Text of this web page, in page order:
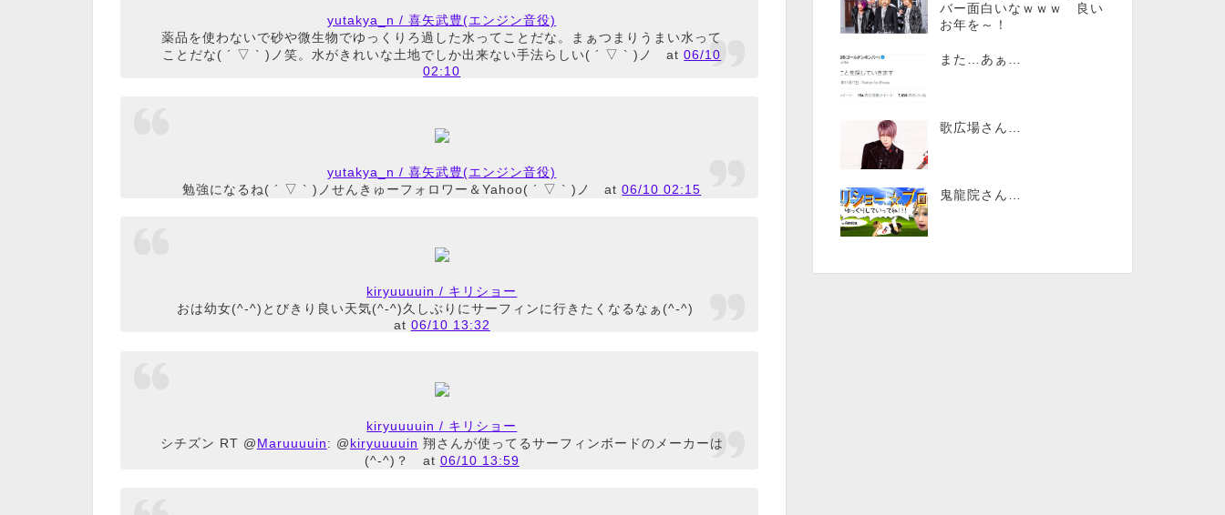
yutakya_n / 喜矢武豊(エンジン音役)
薬品を使わないで砂や微生物でゆっくりろ過した水ってことだな。まぁつまりうまい水って
ことだな( ´ ▽ ` )ノ笑。水がきれいな土地でしか出来ない手法らしい( ´ ▽ ` )ノ
at06/10
02:10
yutakya_n / 喜矢武豊(エンジン音役)
勉強になるね( ´ ▽ ` )ノせんきゅーフォロワー＆Yahoo( ´ ▽ ` )ノ
at06/10 02:15
kiryuuuuin / キリショー
おは幼女(^-^)とびきり良い天気(^-^)久しぶりにサーフィンに行きたくなるなぁ(^-^)
at 06/10 13:32
kiryuuuuin / キリショー
シチズン RT @Maruuuuin: @kiryuuuuin 翔さんが使ってるサーフィンボードのメーカーは
(^-^)？
at 06/10 13:59
バー面白いなｗｗｗ 良い
お年を～！
また…あぁ…
歌広場さん…
鬼龍院さん…